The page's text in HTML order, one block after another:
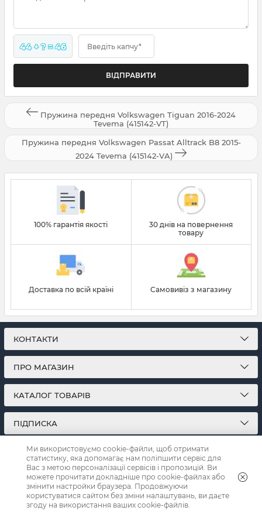
44 + ? = 46 Введіть капчу*
Пружина передня Volkswagen Tiguan 2016-2024
Tevema (415142-VT)
Пружина передня Volkswagen Passat Alltrack B8 2015-
2024 Tevema (415142-VA)
100% гарантія якості
30 днів на повернення
товару
Доставка по всій країні Самовивіз з магазину
КОНТАКТИ
ПРО МАГАЗИН
КАТАЛОГ ТОВАРІВ
ПІДПИСКА
МИ У СОЦМЕРЕЖАХ:
© 2026 Інтернет-магазин на ПРОставочка
Ми використовуємо cookie-файли, щоб отримати
статистику, яка допомагає нам поліпшити сервіс для
Вас з метою персоналізації сервісів і пропозицій. Ви
можете прочитати докладніше про cookie-файлах або
змінити настройки браузера. Продовжуючи
користуватися сайтом без зміни налаштувань, ви даєте
згоду на використання ваших cookie-файлів.